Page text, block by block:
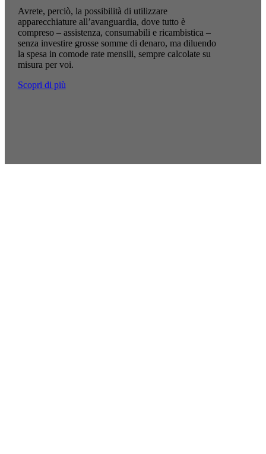
Avrete, perciò, la possibilità di utilizzare
apparecchiature all’avanguardia, dove tutto è
compreso – assistenza, consumabili e ricambistica –
senza investire grosse somme di denaro, ma diluendo
la spesa in comode rate mensili, sempre calcolate su
misura per voi.
Scopri di più